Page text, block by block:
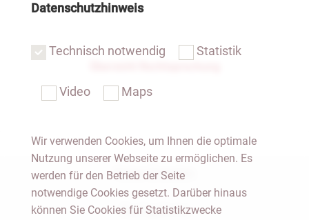
Notar Dresden
Fachgebiete
Datenschutzhinweis
Technisch notwendig Statistik
Video Maps
Wir verwenden Cookies, um Ihnen die optimale
Nutzung unserer Webseite zu ermöglichen. Es
werden für den Betrieb der Seite
notwendige Cookies gesetzt. Darüber hinaus
können Sie Cookies für Statistikzwecke